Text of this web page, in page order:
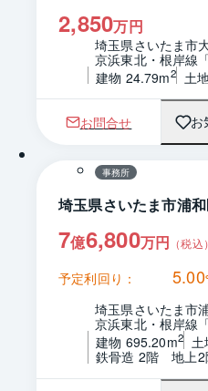
2,850万円
埼玉県さいたま市
京浜東北・根岸線
建物 24.79m2 土
お問合せ お
事務所
埼玉県さいたま市浦
7億6,800万円 （税込）
予定利回り： 5.00
埼玉県さいたま市
京浜東北・根岸線
建物 695.20m2
鉄骨造 2階　地上2